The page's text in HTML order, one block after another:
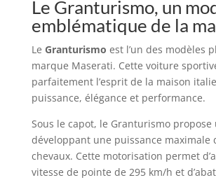
Le Granturismo, un
emblématique de la
Le Granturismo est l’un des modèles
marque Maserati. Cette voiture
parfaitement l’esprit de la maison
puissance, élégance et performance.
Sous le capot, le Granturismo propose
développant une puissance maximale
chevaux. Cette motorisation permet
vitesse de pointe de 295 km/h et